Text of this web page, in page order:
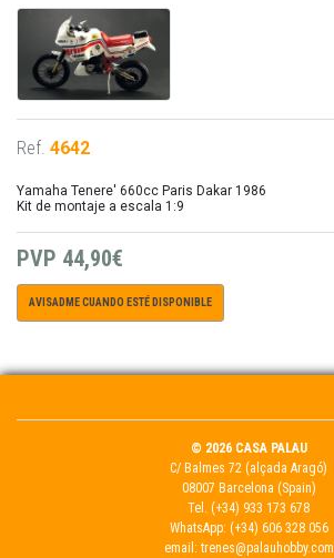
Ref. 4642
Yamaha Tenere' 660cc Paris Dakar 1986
Kit de montaje a escala 1:9
PVP 44,90€
AVISADME CUANDO ESTÉ DISPONIBLE
© 2026 CASA PALAU
C/ Balmes 72 (alçada Aragó)
08007 Barcelona (Spain)
Tel. (+34) 933 173 678
WhatsApp: (+34) 606 328 056
email: trenes@palauhobby.com